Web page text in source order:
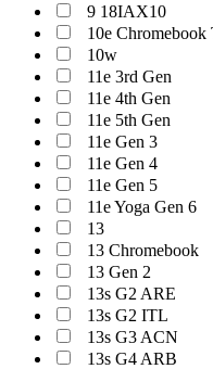
9 18IAX10
10e Chromebook
10w
11e 3rd Gen
11e 4th Gen
11e 5th Gen
11e Gen 3
11e Gen 4
11e Gen 5
11e Yoga Gen 6
13
13 Chromebook
13 Gen 2
13s G2 ARE
13s G2 ITL
13s G3 ACN
13s G4 ARB